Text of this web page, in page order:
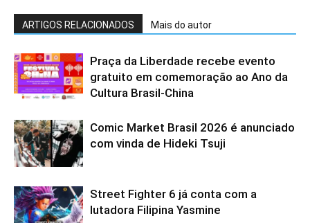
ARTIGOS RELACIONADOS Mais do autor
Praça da Liberdade recebe evento
gratuito em comemoração ao Ano da
Cultura Brasil-China
Comic Market Brasil 2026 é anunciado
com vinda de Hideki Tsuji
Street Fighter 6 já conta com a
lutadora Filipina Yasmine